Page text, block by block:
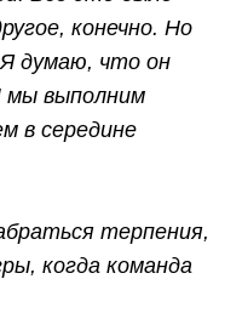
конечно. Но
думаю, что он
мы выполним
в середине
терпения,
когда команда